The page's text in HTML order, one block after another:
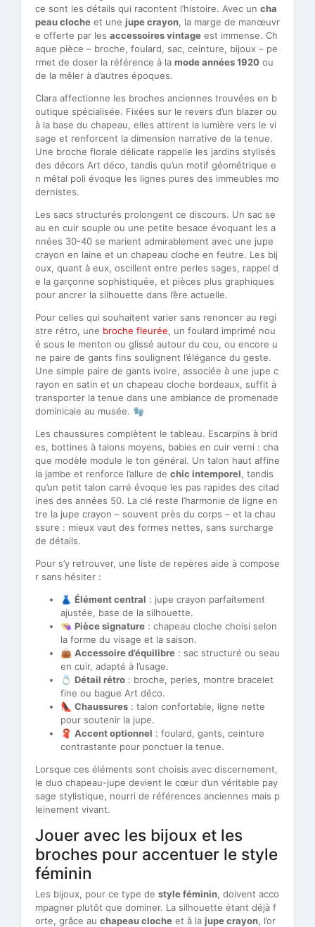
ce sont les détails qui racontent l’histoire. Avec un cha
peau cloche et une jupe crayon, la marge de manœuvr
e offerte par les accessoires vintage est immense. Ch
aque pièce – broche, foulard, sac, ceinture, bijoux – pe
rmet de doser la référence à la mode années 1920 ou
de la mêler à d’autres époques.
Clara affectionne les broches anciennes trouvées en b
outique spécialisée. Fixées sur le revers d’un blazer ou
à la base du chapeau, elles attirent la lumière vers le vi
sage et renforcent la dimension narrative de la tenue.
Une broche florale délicate rappelle les jardins stylisés
des décors Art déco, tandis qu’un motif géométrique e
n métal poli évoque les lignes pures des immeubles mo
dernistes.
Les sacs structurés prolongent ce discours. Un sac se
au en cuir souple ou une petite besace évoquant les a
nnées 30-40 se marient admirablement avec une jupe
crayon en laine et un chapeau cloche en feutre. Les bij
oux, quant à eux, oscillent entre perles sages, rappel d
e la garçonne sophistiquée, et pièces plus graphiques
pour ancrer la silhouette dans l’ère actuelle.
Pour celles qui souhaitent varier sans renoncer au regi
stre rétro, une broche fleurée, un foulard imprimé nou
é sous le menton ou glissé autour du cou, ou encore u
ne paire de gants fins soulignent l’élégance du geste.
Une simple paire de gants ivoire, associée à une jupe c
rayon en satin et un chapeau cloche bordeaux, suffit à
transporter la tenue dans une ambiance de promenade
dominicale au musée. 🧤
Les chaussures complètent le tableau. Escarpins à brid
es, bottines à talons moyens, babies en cuir verni : cha
que modèle module le ton général. Un talon haut affine
la jambe et renforce l’allure de chic intemporel, tandis
qu’un petit talon carré évoque les pas rapides des citad
ines des années 50. La clé reste l’harmonie de ligne en
tre la jupe crayon – souvent près du corps – et la chau
ssure : mieux vaut des formes nettes, sans surcharge
de détails.
Pour s’y retrouver, une liste de repères aide à compose
r sans hésiter :
👗 Élément central : jupe crayon parfaitement
ajustée, base de la silhouette.
👒 Pièce signature : chapeau cloche choisi selon
la forme du visage et la saison.
👜 Accessoire d’équilibre : sac structuré ou seau
en cuir, adapté à l’usage.
💍 Détail rétro : broche, perles, montre bracelet
fine ou bague Art déco.
👠 Chaussures : talon confortable, ligne nette
pour soutenir la jupe.
🧣 Accent optionnel : foulard, gants, ceinture
contrastante pour ponctuer la tenue.
Lorsque ces éléments sont choisis avec discernement,
le duo chapeau-jupe devient le cœur d’un véritable pay
sage stylistique, nourri de références anciennes mais p
leinement vivant.
Jouer avec les bijoux et les
broches pour accentuer le style
féminin
Les bijoux, pour ce type de style féminin, doivent acco
mpagner plutôt que dominer. La silhouette étant déjà f
orte, grâce au chapeau cloche et à la jupe crayon, l’or